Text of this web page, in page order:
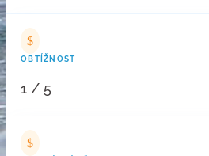
$
OBTÍŽNOST
1 / 5
$